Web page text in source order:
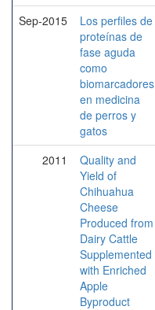
Sep-2015
Los perfiles de
proteínas de
fase aguda
como
biomarcadores
en medicina
de perros y
gatos
2011
Quality and
Yield of
Chihuahua
Cheese
Produced from
Dairy Cattle
Supplemented
with Enriched
Apple
Byproduct